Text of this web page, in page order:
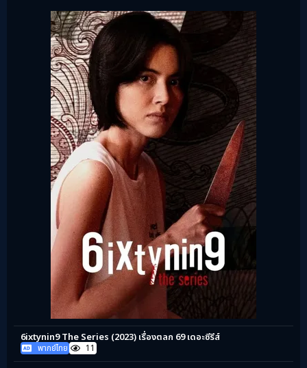
6ixtynin9 The Series (2023) เรื่องตลก 69 เดอะซีรีส์
พากย์ไทย 11